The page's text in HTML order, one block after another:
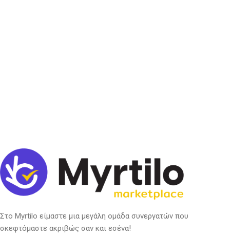
Στο Myrtilo είμαστε μια μεγάλη ομάδα συνεργατών που
σκεφτόμαστε ακριβώς σαν και εσένα!